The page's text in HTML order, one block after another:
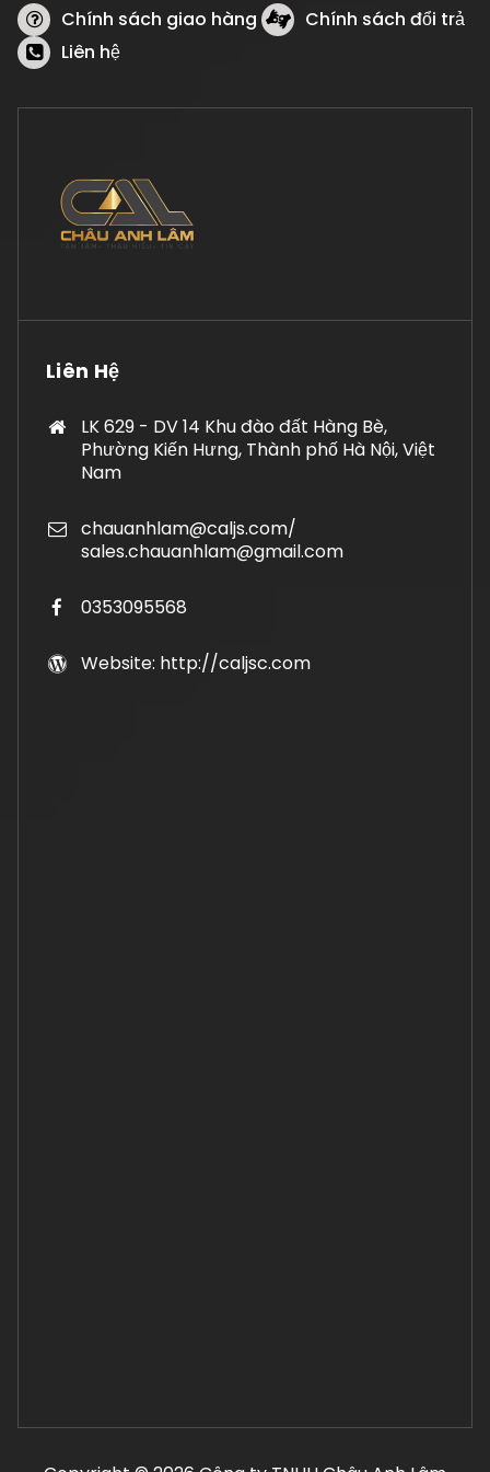
Chính sách giao hàng
Chính sách đổi trả
Liên hệ
Liên Hệ
LK 629 - DV 14 Khu đào đất Hàng Bè,
Phường Kiến Hưng, Thành phố Hà Nội, Việt
Nam
chauanhlam@caljs.com/
sales.chauanhlam@gmail.com
0353095568
Website: http://caljsc.com